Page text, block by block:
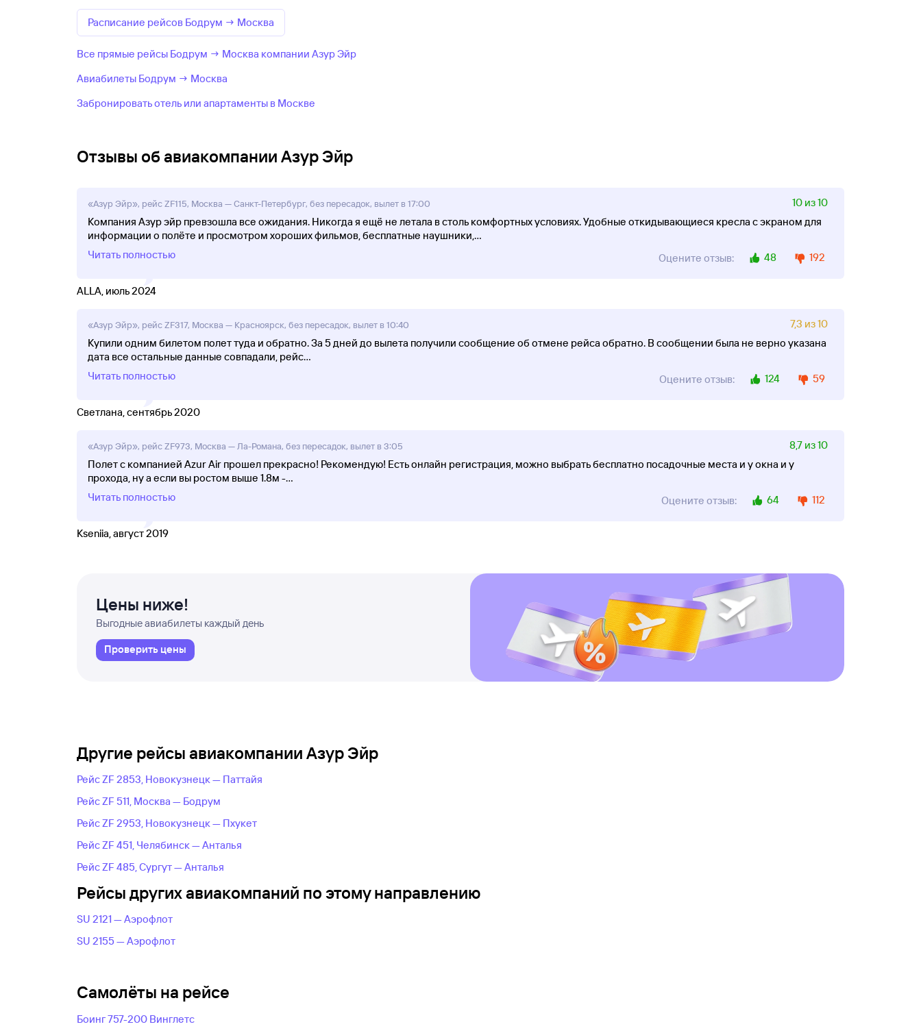
Расписание рейсов Бодрум → Москва
Все прямые рейсы Бодрум → Москва компании Азур Эйр
Авиабилеты Бодрум → Москва
Забронировать отель или апартаменты в Москве
Отзывы об авиакомпании Азур Эйр
«Азур Эйр», рейс ZF115, Москва — Санкт-Петербург, без пересадок, вылет в 17:00
10 из 10
Компания Азур эйр превзошла все ожидания. Никогда я ещё не летала в столь комфортных условиях. Удобные откидывающиеся кресла с экраном для
информации о полёте и просмотром хороших фильмов, бесплатные наушники,...
Читать полностью
Оцените отзыв: 48 192
ALLA, июль 2024
«Азур Эйр», рейс ZF317, Москва — Красноярск, без пересадок, вылет в 10:40
7,3 из 10
Купили одним билетом полет туда и обратно. За 5 дней до вылета получили сообщение об отмене рейса обратно. В сообщении была не верно указана
дата все остальные данные совпадали, рейс...
Читать полностью
Оцените отзыв: 124 59
Светлана, сентябрь 2020
«Азур Эйр», рейс ZF973, Москва — Ла-Романа, без пересадок, вылет в 3:05
8,7 из 10
Полет с компанией Azur Air прошел прекрасно! Рекомендую! Есть онлайн регистрация, можно выбрать бесплатно посадочные места и у окна и у
прохода, ну а если вы ростом выше 1.8м -...
Читать полностью
Оцените отзыв: 64 112
Kseniia, август 2019
Цены ниже!
Выгодные авиабилеты каждый день
Проверить цены
Другие рейсы авиакомпании Азур Эйр
Рейс ZF 2853, Новокузнецк — Паттайя
Рейс ZF 511, Москва — Бодрум
Рейс ZF 2953, Новокузнецк — Пхукет
Рейс ZF 451, Челябинск — Анталья
Рейс ZF 485, Сургут — Анталья
Рейсы других авиакомпаний по этому направлению
SU 2121 — Аэрофлот
SU 2155 — Аэрофлот
Самолёты на рейсе
Боинг 757-200 Винглетс